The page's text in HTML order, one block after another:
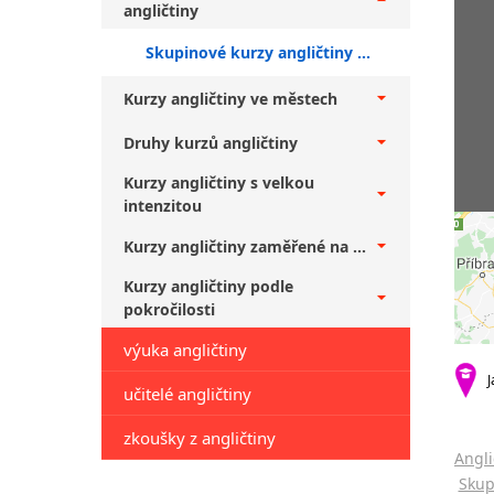
angličtiny
Skupinové kurzy angličtiny pro veřejnost Praha 10 + vyšší středně pokročilí
Kurzy angličtiny ve městech
Druhy kurzů angličtiny
Kurzy angličtiny s velkou
intenzitou
Kurzy angličtiny zaměřené na ...
Kurzy angličtiny podle
pokročilosti
výuka angličtiny
učitelé angličtiny
zkoušky z angličtiny